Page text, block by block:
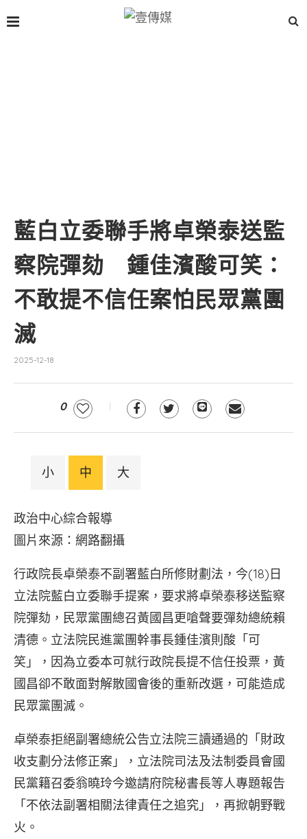
藍白立委聯手將卓榮泰送監
察院彈劾 鍾佳濱酸可笑：
不敢提不信任案怕民眾黨團
滅
2025-12-18
0
小 中 大
政治中心綜合報導
圖片來源：網路翻攝
行政院長卓榮泰不副署藍白所修財劃法，今(18)日
立法院藍白立委聯手提案，要求將卓榮泰移送監察
院彈劾，民眾黨團總召黃國昌更嗆聲要彈劾總統賴
清德。立法院民進黨團幹事長鍾佳濱則酸「可
笑」，因為立委本可就行政院長提不信任投票，黃
國昌卻不敢面對解散國會後的重新改選，可能造成
民眾黨團滅。
卓榮泰拒絕副署總統公告立法院三讀通過的「財政
收支劃分法修正案」，立法院司法及法制委員會國
民黨籍召委翁曉玲今邀請府院秘書長等人專題報告
「不依法副署相關法律責任之追究」，再掀朝野戰
火。